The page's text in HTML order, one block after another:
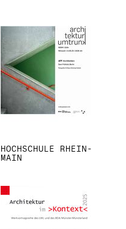
HOCHSCHULE RHEIN-
MAIN